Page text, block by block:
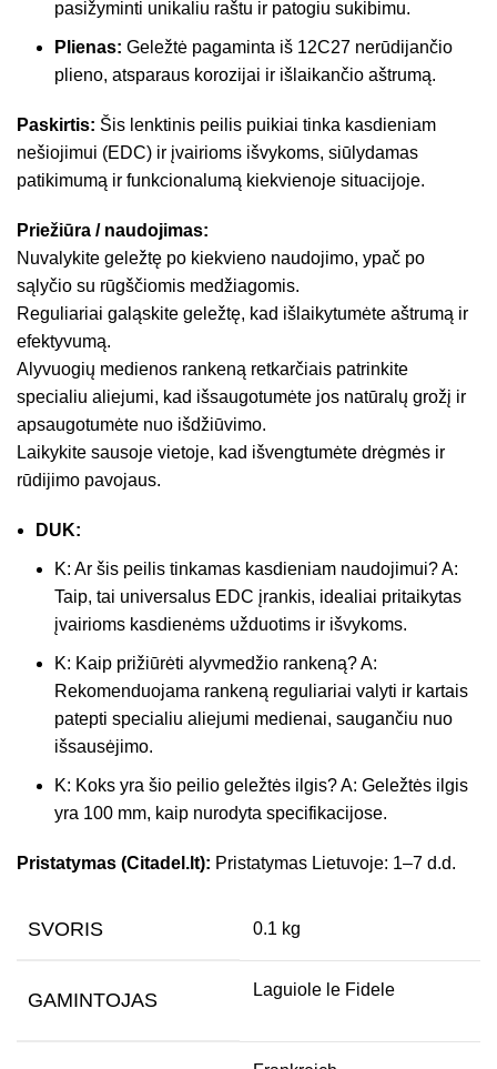
pasižyminti unikaliu raštu ir patogiu sukibimu.
Plienas: Geležtė pagaminta iš 12C27 nerūdijančio
plieno, atsparaus korozijai ir išlaikančio aštrumą.
Paskirtis: Šis lenktinis peilis puikiai tinka kasdieniam
nešiojimui (EDC) ir įvairioms išvykoms, siūlydamas
patikimumą ir funkcionalumą kiekvienoje situacijoje.
Priežiūra / naudojimas:
Nuvalykite geležtę po kiekvieno naudojimo, ypač po
sąlyčio su rūgščiomis medžiagomis.
Reguliariai galąskite geležtę, kad išlaikytumėte aštrumą ir
efektyvumą.
Alyvuogių medienos rankeną retkarčiais patrinkite
specialiu aliejumi, kad išsaugotumėte jos natūralų grožį ir
apsaugotumėte nuo išdžiūvimo.
Laikykite sausoje vietoje, kad išvengtumėte drėgmės ir
rūdijimo pavojaus.
DUK:
K: Ar šis peilis tinkamas kasdieniam naudojimui? A:
Taip, tai universalus EDC įrankis, idealiai pritaikytas
įvairioms kasdienėms užduotims ir išvykoms.
K: Kaip prižiūrėti alyvmedžio rankeną? A:
Rekomenduojama rankeną reguliariai valyti ir kartais
patepti specialiu aliejumi medienai, saugančiu nuo
išsausėjimo.
K: Koks yra šio peilio geležtės ilgis? A: Geležtės ilgis
yra 100 mm, kaip nurodyta specifikacijose.
Pristatymas (Citadel.lt): Pristatymas Lietuvoje: 1–7 d.d.
SVORIS 0.1 kg
GAMINTOJAS Laguiole le Fidele